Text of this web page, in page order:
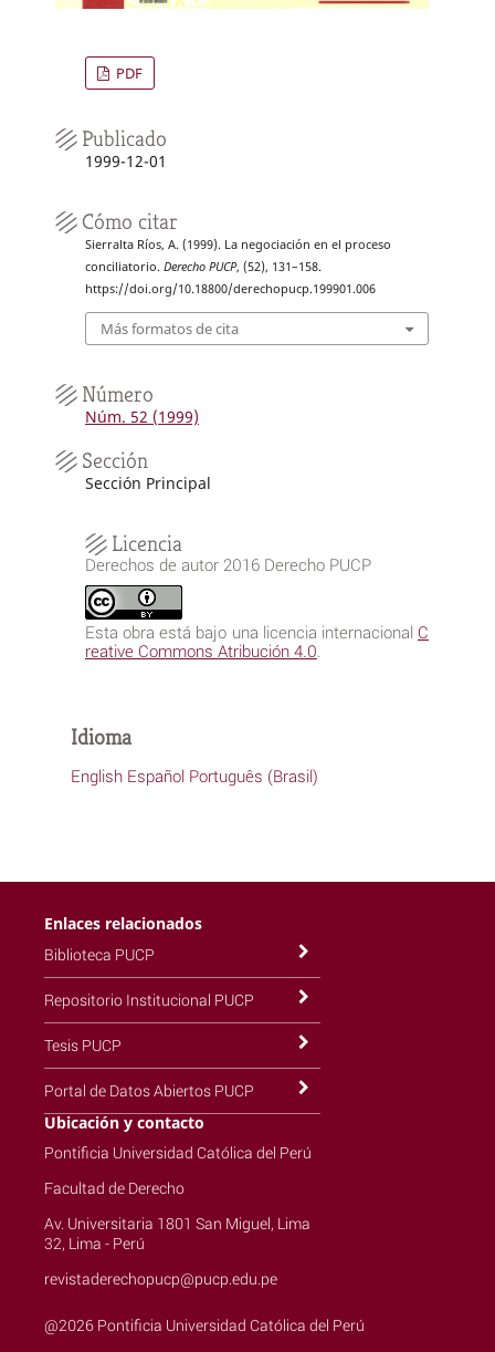
PDF
Publicado
1999-12-01
Cómo citar
Sierralta Ríos, A. (1999). La negociación en el proceso
conciliatorio. Derecho PUCP, (52), 131–158.
https://doi.org/10.18800/derechopucp.199901.006
Más formatos de cita
Número
Núm. 52 (1999)
Sección
Sección Principal
Licencia
Derechos de autor 2016 Derecho PUCP
Esta obra está bajo una licencia internacional C
reative Commons Atribución 4.0
Idioma
English Español Português (Brasil)
Enlaces relacionados
Biblioteca PUCP
Repositorio Institucional PUCP
Tesis PUCP
Portal de Datos Abiertos PUCP
Ubicación y contacto
Pontificia Universidad Católica del Perú
Facultad de Derecho
Av. Universitaria 1801 San Miguel, Lima
32, Lima - Perú
revistaderechopucp@pucp.edu.pe
@2026 Pontificia Universidad Católica del Perú